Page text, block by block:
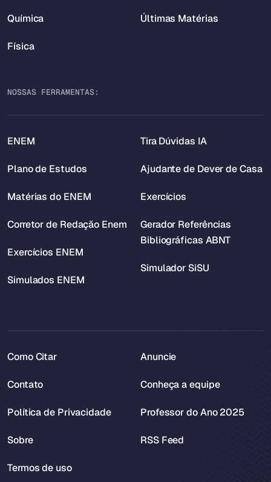
Química
Física
Últimas Matérias
NOSSAS FERRAMENTAS:
ENEM
Plano de Estudos
Matérias do ENEM
Corretor de Redação Enem
Exercícios ENEM
Simulados ENEM
Tira Dúvidas IA
Ajudante de Dever de Casa
Exercícios
Gerador Referências
Bibliográficas ABNT
Simulador SiSU
Como Citar
Contato
Política de Privacidade
Sobre
Termos de uso
Anuncie
Conheça a equipe
Professor do Ano 2025
RSS Feed